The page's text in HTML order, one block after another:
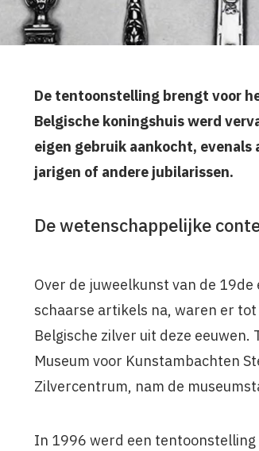
De tentoonstelling brengt voor
Belgische koningshuis werd
eigen gebruik aankocht,
jarigen of andere jubilarissen.
De wetenschappelijke
Over de juweelkunst van de
schaarse artikels na, waren er
Belgische zilver uit deze
Museum voor Kunstambachten
Zilvercentrum, nam de
In 1996 werd een